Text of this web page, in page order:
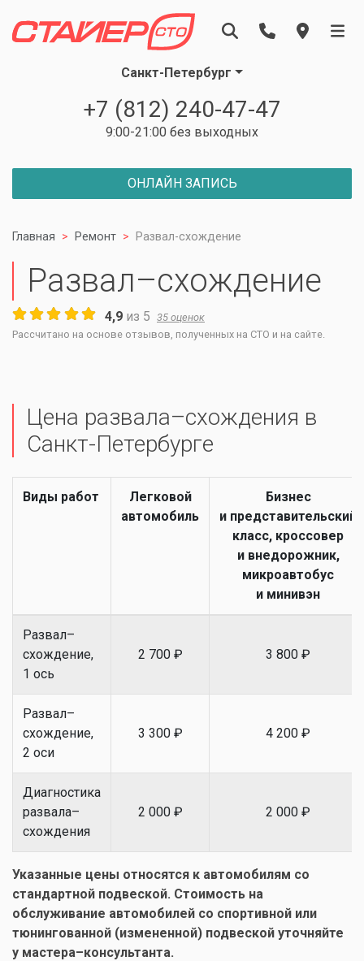
Санкт-Петербург
+7 (812) 240-47-47
9:00-21:00 без выходных
ОНЛАЙН ЗАПИСЬ
Главная Ремонт Развал-схождение
Развал–схождение
4,9 из 5 35 оценок
Рассчитано на основе отзывов, полученных на СТО и на сайте.
Цена развала–схождения в
Санкт-Петербурге
Виды работ
Легковой
автомобиль
Бизнес
и представительский
класс, кроссовер
и внедорожник,
микроавтобус
и минивэн
Развал–
схождение,
1 ось
2 700 ₽ 3 800 ₽
Развал–
схождение,
2 оси
3 300 ₽ 4 200 ₽
Диагностика
развала–
схождения
2 000 ₽ 2 000 ₽
Указанные цены относятся к автомобилям со
стандартной подвеской. Стоимость на
обслуживание автомобилей со спортивной или
тюнингованной (измененной) подвеской уточняйте
у мастера–консультанта.